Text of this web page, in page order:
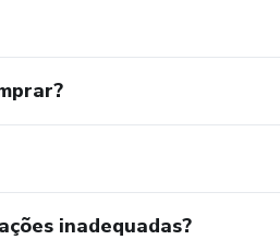
inadequadas?